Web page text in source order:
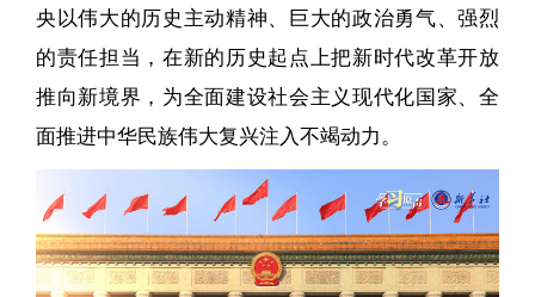
央以伟大的历史主动精神、巨大的政治勇气、强烈
的责任担当，在新的历史起点上把新时代改革开放
推向新境界，为全面建设社会主义现代化国家、全
面推进中华民族伟大复兴注入不竭动力。